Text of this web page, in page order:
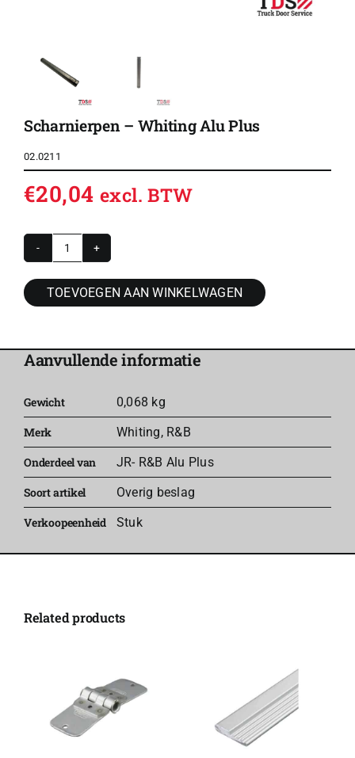
Scharnierpen – Whiting Alu Plus
02.0211
€20,04 excl. BTW
Scharnierpen
-
Whiting
Plus
TOEVOEGEN AAN WINKELWAGEN
Aanvullende informatie
Gewicht
0,068 kg
Merk
Whiting, R&B
Onderdeel van
JR- R&B Alu Plus
Soort artikel
Overig beslag
Verkoopeenheid
Stuk
Related products